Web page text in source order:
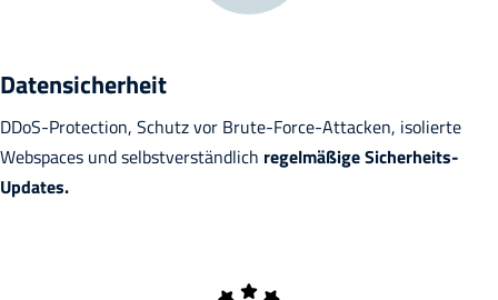
Datensicherheit
DDoS-Protection, Schutz vor Brute-Force-Attacken, isolierte
Webspaces und selbstverständlich regelmäßige Sicherheits-
Updates.